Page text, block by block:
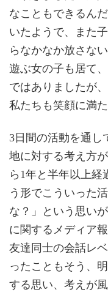
なこともできるん
いたようで、また
らなかなか放さな
遊ぶ女の子も居て
ではありましたが
私たちも笑顔に満た
3日間の活動を通し
地に対する考え方
ら1年と半年以上経
う形でこういった
な？」という思い
に関するメディア
友達同士の会話レ
ったこともそう、
する思い、考えが